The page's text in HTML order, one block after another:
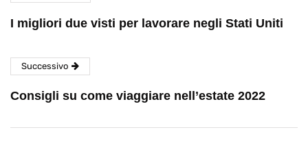
I migliori due visti per lavorare negli Stati Uniti
Successivo
Consigli su come viaggiare nell’estate 2022